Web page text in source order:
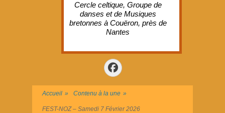
Cercle celtique, Groupe de
danses et de Musiques
bretonnes à Couëron, près de
Nantes
Facebook
Accueil » Contenu à la une »
FEST-NOZ – Samedi 7 Février 2026